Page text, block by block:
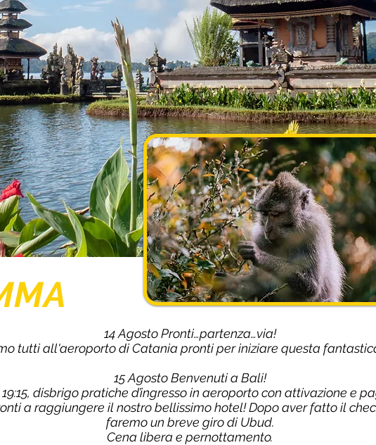
14 Agosto Pronti…partenza…via!
tutti all'aeroporto di Catania pronti per iniziare questa
15 Agosto Benvenuti a Bali!
disbrigo pratiche d’ingresso in aeroporto con attivazione e
a raggiungere il nostro bellissimo hotel! Dopo aver fatto il
faremo un breve giro di Ubud.
Cena libera e pernottamento.